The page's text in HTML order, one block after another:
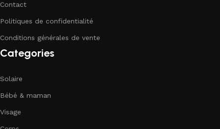
Contact
Politiques de confidentialité
Conditions générales de vente
Categories
Solaire
Bébé & maman
Visage